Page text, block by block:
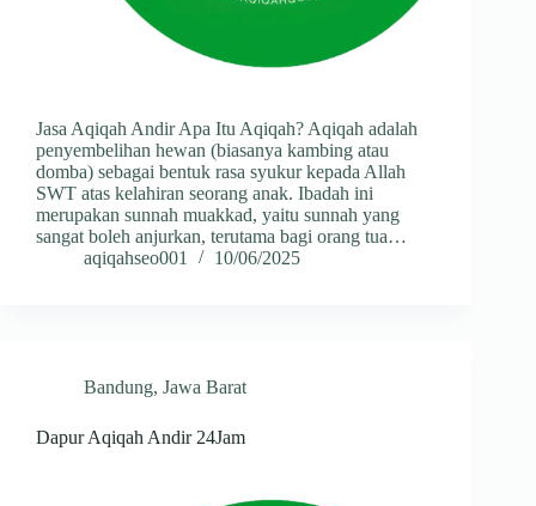
Jasa Aqiqah Andir Apa Itu Aqiqah? Aqiqah adalah
penyembelihan hewan (biasanya kambing atau
domba) sebagai bentuk rasa syukur kepada Allah
SWT atas kelahiran seorang anak. Ibadah ini
merupakan sunnah muakkad, yaitu sunnah yang
sangat boleh anjurkan, terutama bagi orang tua…
aqiqahseo001
10/06/2025
Bandung, Jawa Barat
Dapur Aqiqah Andir 24Jam